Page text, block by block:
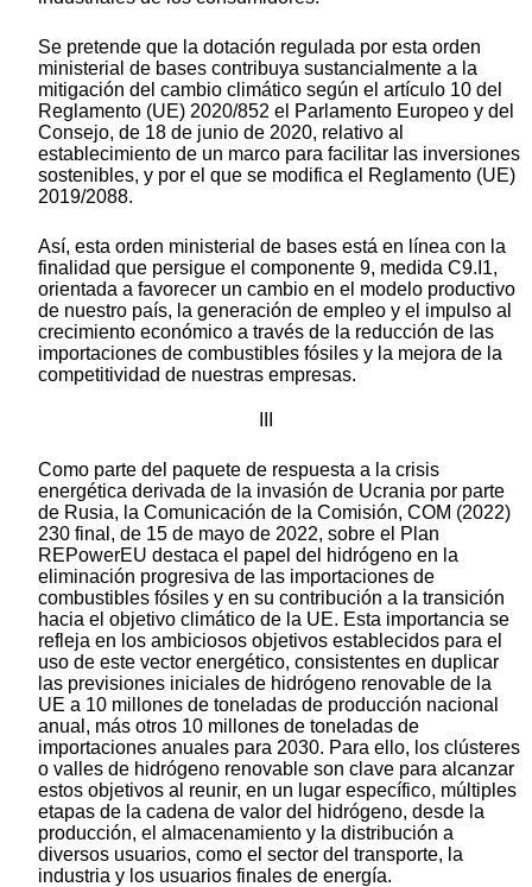
Se pretende que la dotación regulada por esta orden
ministerial de bases contribuya sustancialmente a la
mitigación del cambio climático según el artículo 10 del
Reglamento (UE) 2020/852 el Parlamento Europeo y del
Consejo, de 18 de junio de 2020, relativo al
establecimiento de un marco para facilitar las inversiones
sostenibles, y por el que se modifica el Reglamento (UE)
2019/2088.
Así, esta orden ministerial de bases está en línea con la
finalidad que persigue el componente 9, medida C9.I1,
orientada a favorecer un cambio en el modelo productivo
de nuestro país, la generación de empleo y el impulso al
crecimiento económico a través de la reducción de las
importaciones de combustibles fósiles y la mejora de la
competitividad de nuestras empresas.
Como parte del paquete de respuesta a la crisis
energética derivada de la invasión de Ucrania por parte
de Rusia, la Comunicación de la Comisión, COM (2022)
230 final, de 15 de mayo de 2022, sobre el Plan
REPowerEU destaca el papel del hidrógeno en la
eliminación progresiva de las importaciones de
combustibles fósiles y en su contribución a la transición
hacia el objetivo climático de la UE. Esta importancia se
refleja en los ambiciosos objetivos establecidos para el
uso de este vector energético, consistentes en duplicar
las previsiones iniciales de hidrógeno renovable de la
UE a 10 millones de toneladas de producción nacional
anual, más otros 10 millones de toneladas de
importaciones anuales para 2030. Para ello, los clústeres
o valles de hidrógeno renovable son clave para alcanzar
estos objetivos al reunir, en un lugar específico, múltiples
etapas de la cadena de valor del hidrógeno, desde la
producción, el almacenamiento y la distribución a
diversos usuarios, como el sector del transporte, la
industria y los usuarios finales de energía.